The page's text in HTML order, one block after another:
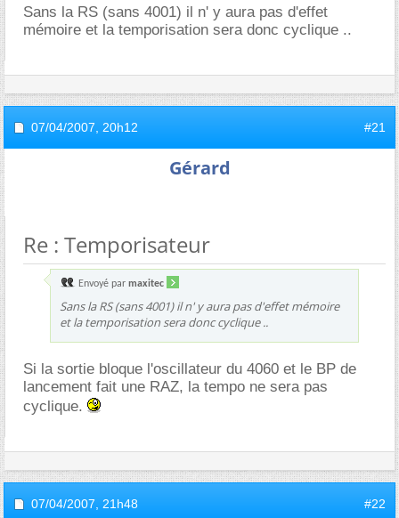
Sans la RS (sans 4001) il n' y aura pas d'effet
mémoire et la temporisation sera donc cyclique ..
07/04/2007, 20h12 #21
Gérard
Re : Temporisateur
Envoyé par maxitec
Sans la RS (sans 4001) il n' y aura pas d'effet mémoire
et la temporisation sera donc cyclique ..
Si la sortie bloque l'oscillateur du 4060 et le BP de
lancement fait une RAZ, la tempo ne sera pas
cyclique.
07/04/2007, 21h48 #22